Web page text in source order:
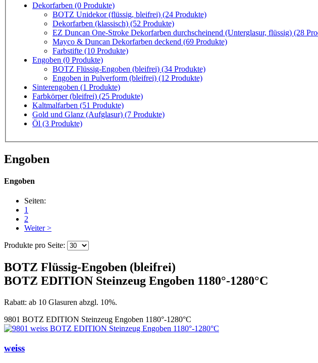
Dekorfarben (0 Produkte)
BOTZ Unidekor (flüssig, bleifrei) (24 Produkte)
Dekorfarben (klassisch) (52 Produkte)
EZ Duncan One-Stroke Dekorfarben durchscheinend (Unterglasur, flüssig) (28
Mayco & Duncan Dekorfarben deckend (69 Produkte)
Farbstifte (10 Produkte)
Engoben (0 Produkte)
BOTZ Flüssig-Engoben (bleifrei) (34 Produkte)
Engoben in Pulverform (bleifrei) (12 Produkte)
Sinterengoben (1 Produkte)
Farbkörper (bleifrei) (25 Produkte)
Kaltmalfarben (51 Produkte)
Gold und Glanz (Aufglasur) (7 Produkte)
Öl (3 Produkte)
Engoben
Engoben
Seiten:
1
2
Weiter >
Produkte pro Seite:
BOTZ Flüssig-Engoben (bleifrei)
BOTZ EDITION Steinzeug Engoben 1180°-1280°C
Rabatt: ab 10 Glasuren abzgl. 10%.
9801 BOTZ EDITION Steinzeug Engoben 1180°-1280°C
weiss